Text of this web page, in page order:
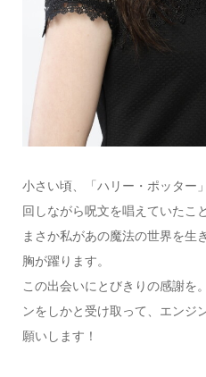
小さい頃、「ハリー・ポッター
回しながら呪文を唱えていたこ
まさか私があの魔法の世界を生
胸が躍ります。
この出会いにとびきりの感謝を
ンをしかと受け取って、エンジ
願いします！